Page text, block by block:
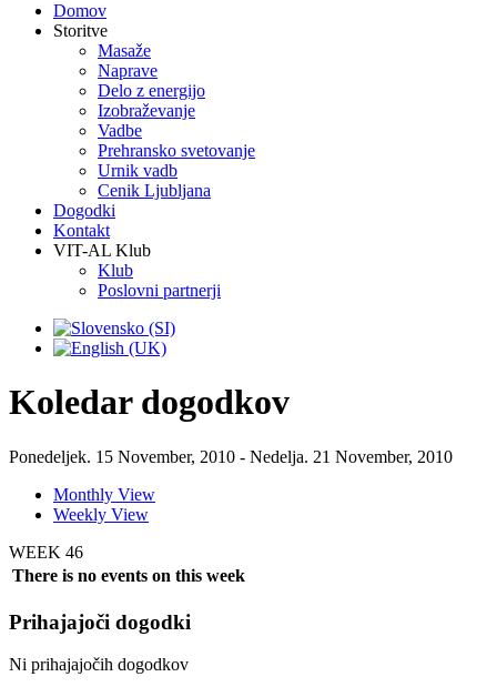
Domov
Storitve
Masaže
Naprave
Delo z energijo
Izobraževanje
Vadbe
Prehransko svetovanje
Urnik vadb
Cenik Ljubljana
Dogodki
Kontakt
VIT-AL Klub
Klub
Poslovni partnerji
Koledar dogodkov
Ponedeljek. 15 November, 2010 - Nedelja. 21 November, 2010
Monthly View
Weekly View
WEEK 46
There is no events on this week
Prihajajoči dogodki
Ni prihajajočih dogodkov